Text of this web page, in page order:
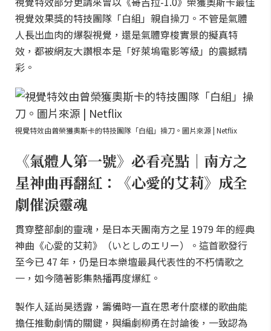
視覺效果獎的特技團隊「白組」親自操刀。不管是氣體
人長出血肉的爆裂視覺，還是氣體穿梭實景的擬真特
效，都被網友大讚根本是「好萊塢電影等級」的震撼精
彩。
視覺特效由曾榮獲奧斯卡的特技團隊「白組」操刀。圖片來源 | Netflix
《氣體人第一號》必看亮點｜南方之
星神曲再翻紅：《心愛的艾莉》成全
劇催淚靈魂
貫穿整部劇的靈魂，是日本天團南方之星 1979 年的經典
神曲《心愛的艾莉》（いとしのエリー）。這首歌發行
至今已 47 年，仍是日本樂壇最具代表性的不朽情歌之
一，如今隨著影集熱播再度爆紅。
製作人延尚昊透露，籌備時一直在思考什麼樣的歌曲能
擔任推動劇情的關鍵，與編劇柳勇在討論後，一致認為